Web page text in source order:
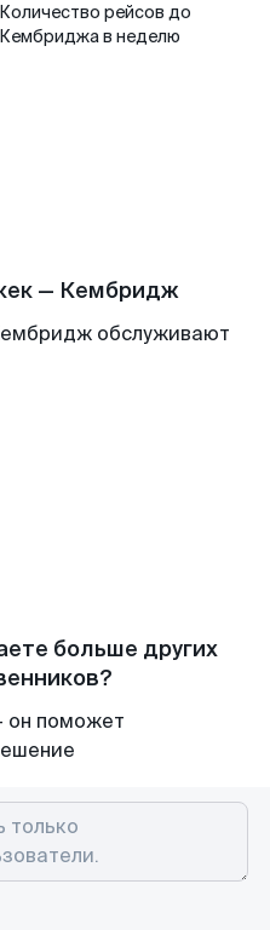
Количество рейсов до
Кембриджа в неделю
— Кембридж
обслуживают
больше других
он поможет